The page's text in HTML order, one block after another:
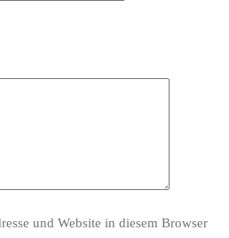
und Website in diesem Browser